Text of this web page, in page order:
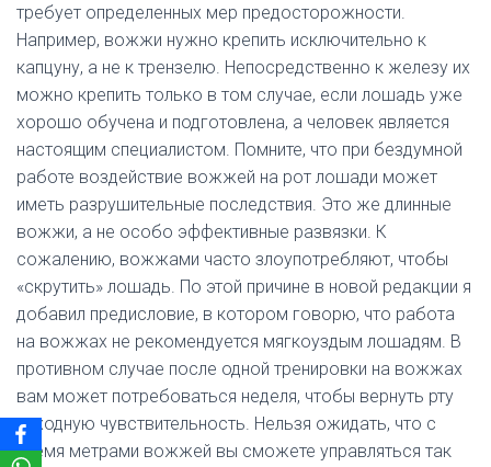
требует определенных мер предосторожности.
Например, вожжи нужно крепить исключительно к
капцуну, а не к трензелю. Непосредственно к железу их
можно крепить только в том случае, если лошадь уже
хорошо обучена и подготовлена, а человек является
настоящим специалистом. Помните, что при бездумной
работе воздействие вожжей на рот лошади может
иметь разрушительные последствия. Это же длинные
вожжи, а не особо эффективные развязки. К
сожалению, вожжами часто злоупотребляют, чтобы
«скрутить» лошадь. По этой причине в новой редакции я
добавил предисловие, в котором говорю, что работа
на вожжах не рекомендуется мягкоуздым лошадям. В
противном случае после одной тренировки на вожжах
вам может потребоваться неделя, чтобы вернуть рту
исходную чувствительность. Нельзя ожидать, что с
тремя метрами вожжей вы сможете управляться так